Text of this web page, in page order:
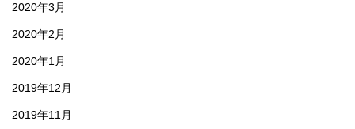
2020年3月
2020年2月
2020年1月
2019年12月
2019年11月